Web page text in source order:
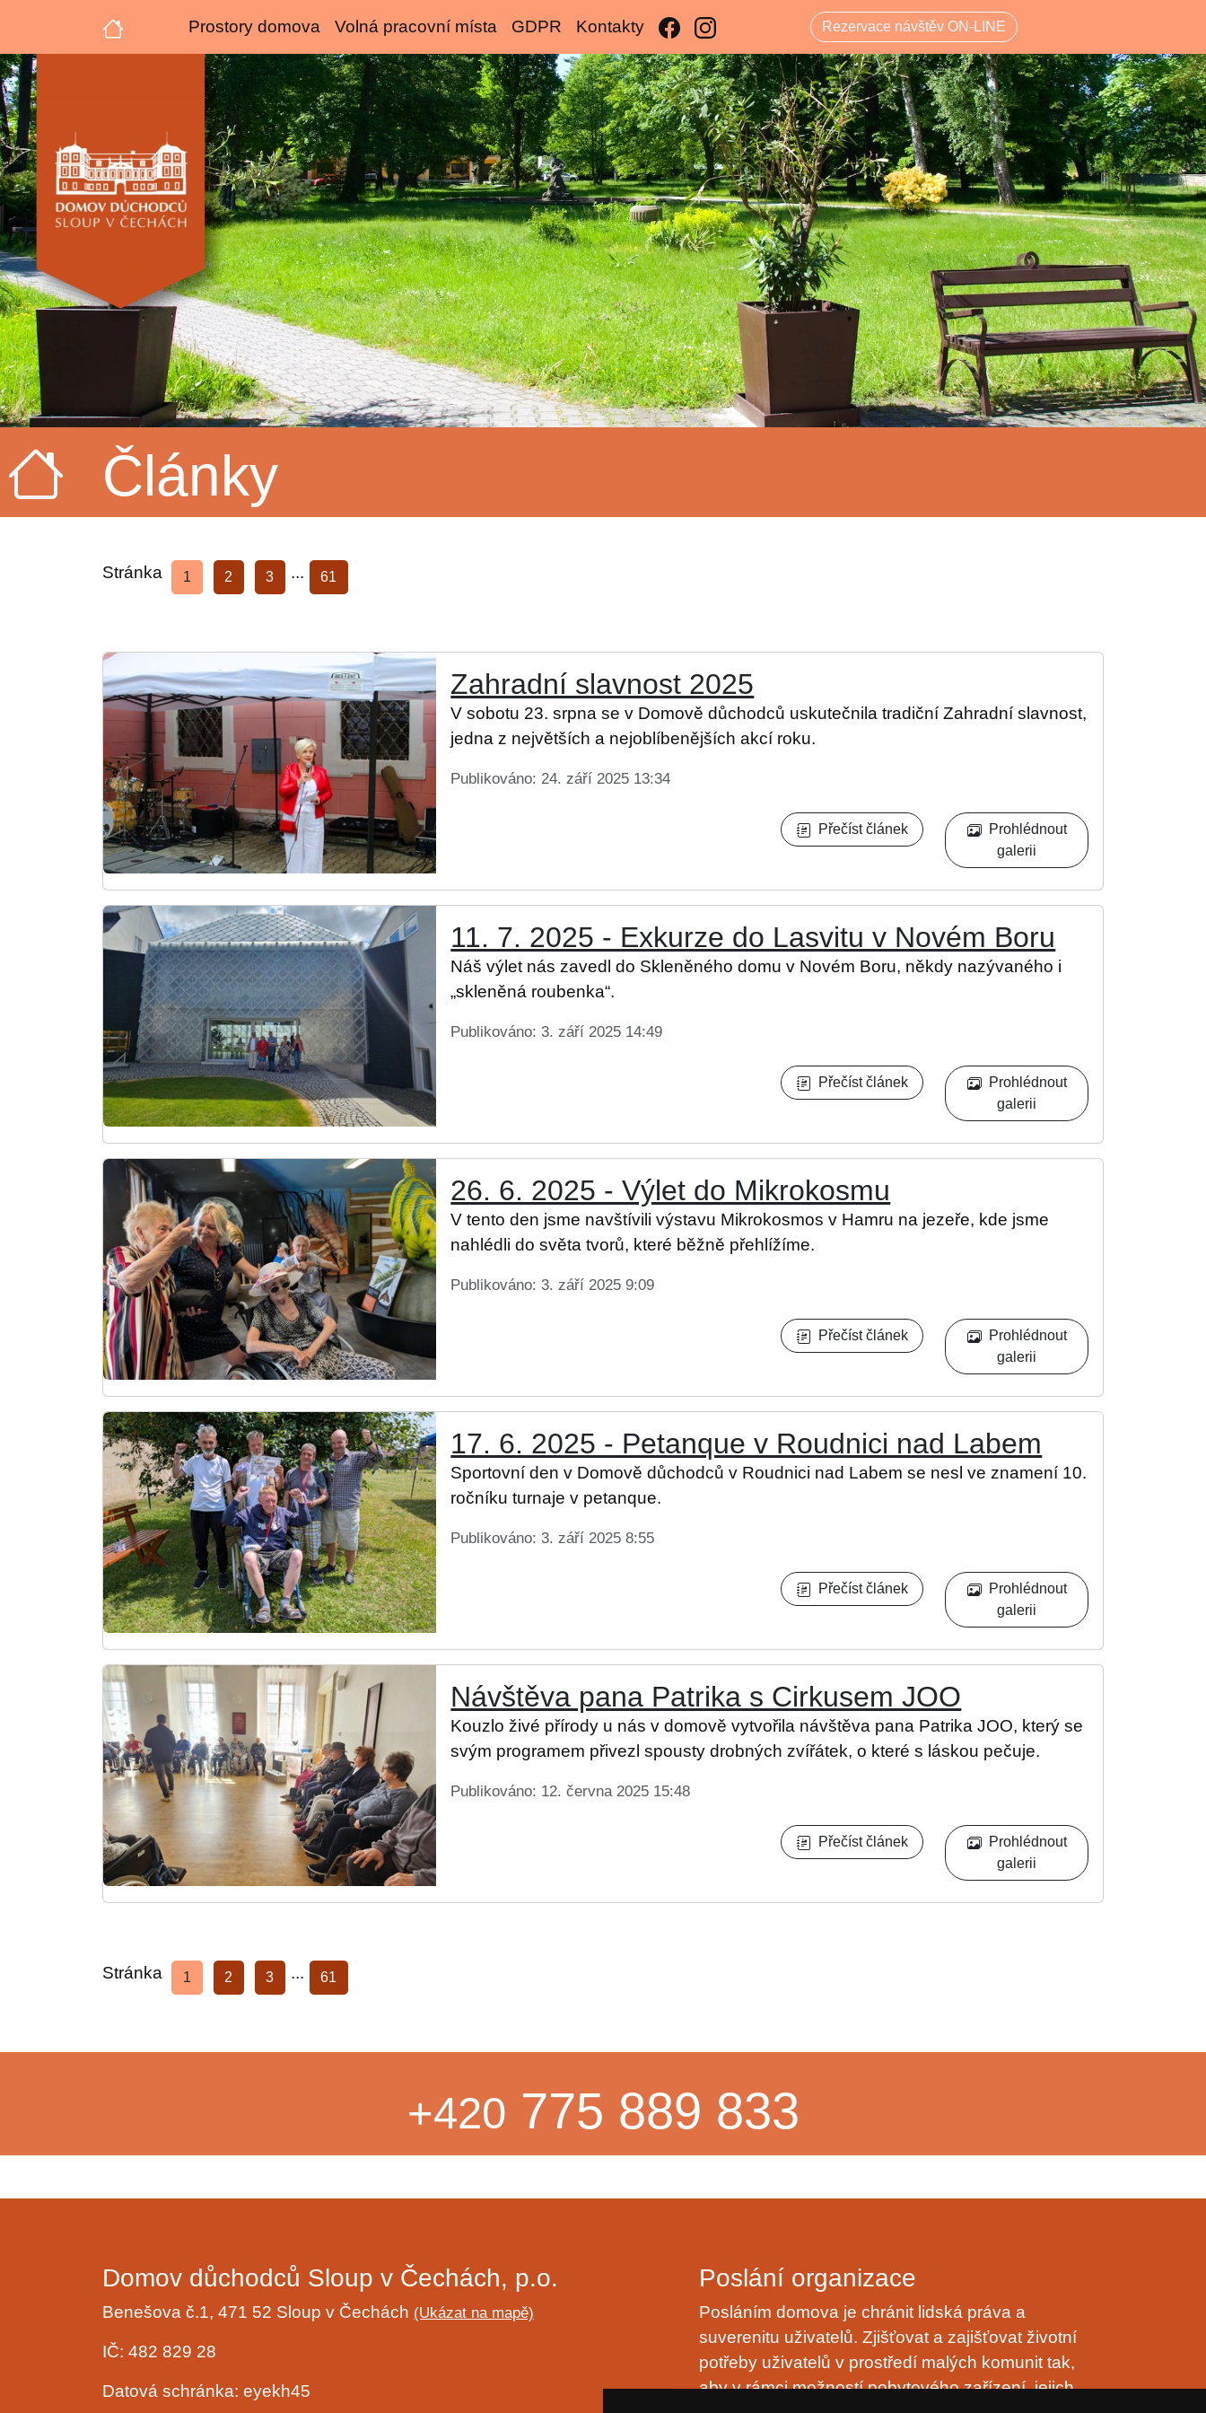
Prostory domova Volná pracovní místa GDPR Kontakty Rezervace návštěv ON-LINE
Články
Stránka 1 2 3 ... 61
Zahradní slavnost 2025
V sobotu 23. srpna se v Domově důchodců uskutečnila tradiční Zahradní slavnost,
jedna z největších a nejoblíbenějších akcí roku.
Publikováno: 24. září 2025 13:34
Přečíst článek
Prohlédnout
galerii
11. 7. 2025 - Exkurze do Lasvitu v Novém Boru
Náš výlet nás zavedl do Skleněného domu v Novém Boru, někdy nazývaného i
„skleněná roubenka“.
Publikováno: 3. září 2025 14:49
Přečíst článek
Prohlédnout
galerii
26. 6. 2025 - Výlet do Mikrokosmu
V tento den jsme navštívili výstavu Mikrokosmos v Hamru na jezeře, kde jsme
nahlédli do světa tvorů, které běžně přehlížíme.
Publikováno: 3. září 2025 9:09
Přečíst článek
Prohlédnout
galerii
17. 6. 2025 - Petanque v Roudnici nad Labem
Sportovní den v Domově důchodců v Roudnici nad Labem se nesl ve znamení 10.
ročníku turnaje v petanque.
Publikováno: 3. září 2025 8:55
Přečíst článek
Prohlédnout
galerii
Návštěva pana Patrika s Cirkusem JOO
Kouzlo živé přírody u nás v domově vytvořila návštěva pana Patrika JOO, který se
svým programem přivezl spousty drobných zvířátek, o které s láskou pečuje.
Publikováno: 12. června 2025 15:48
Přečíst článek
Prohlédnout
galerii
Stránka 1 2 3 ... 61
+420 775 889 833
Domov důchodců Sloup v Čechách, p.o.
Benešova č.1, 471 52 Sloup v Čechách (Ukázat na mapě)
IČ: 482 829 28
Datová schránka: eyekh45
Poslání organizace
Posláním domova je chránit lidská práva a
suverenitu uživatelů. Zjišťovat a zajišťovat životní
potřeby uživatelů v prostředí malých komunit tak,
aby v rámci možností pobytového zařízení, jejich